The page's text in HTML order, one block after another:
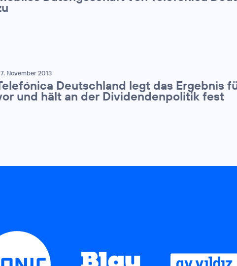
November 2013
Deutschland legt das Ergebnis
und hält an der Dividendenpolitik fest